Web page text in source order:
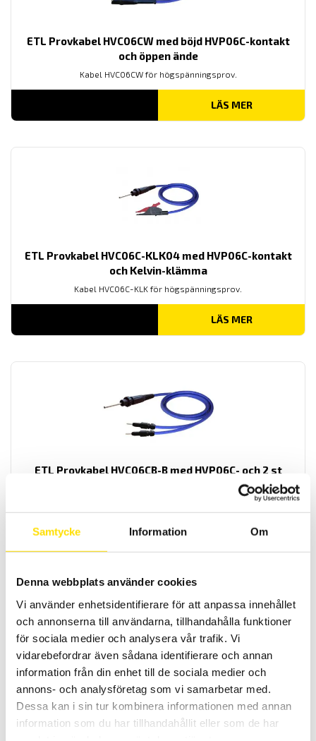
Samtycke Information Om
Denna webbplats använder cookies
Vi använder enhetsidentifierare för att anpassa innehållet
och annonserna till användarna, tillhandahålla funktioner
för sociala medier och analysera vår trafik. Vi
vidarebefordrar även sådana identifierare och annan
information från din enhet till de sociala medier och
annons- och analysföretag som vi samarbetar med.
Dessa kan i sin tur kombinera informationen med annan
information som du har tillhandahållit eller som de har
ETL Provkabel HVC06CW med böjd HVP06C-kontakt
och öppen ände
Kabel HVC06CW för högspänningsprov.
LÄS MER
ETL Provkabel HVC06C-KLK04 med HVP06C-kontakt
och Kelvin-klämma
Kabel HVC06C-KLK för högspänningsprov.
LÄS MER
ETL Provkabel HVC06CB-B med HVP06C- och 2 st
LÄS MER
ETL Provkabel HVC06C-B med HVP06C- och
banankontakt
Kabel HVC06C-B för högspänningsprov.